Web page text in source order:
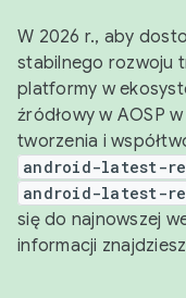
W 2026 r., aby
stabilnego rozwoju
platformy w
źródłowy w AOSP
tworzenia i
android-latest-
android-latest-
się do najnowszej
informacji